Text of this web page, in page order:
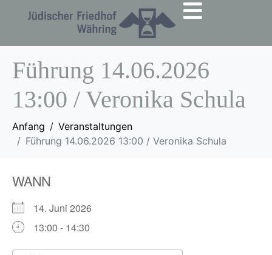
Führung 14.06.2026
13:00 / Veronika Schula
Anfang
Veranstaltungen
Führung 14.06.2026 13:00 / Veronika Schula
WANN
14. Juni 2026
13:00 - 14:30